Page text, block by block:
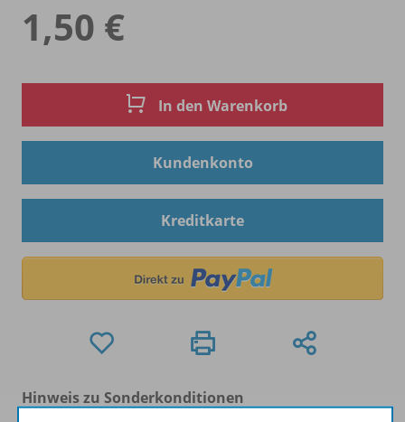
1,50 €
In den Warenkorb
Kundenkonto
Kreditkarte
Hinweis zu Sonderkonditionen